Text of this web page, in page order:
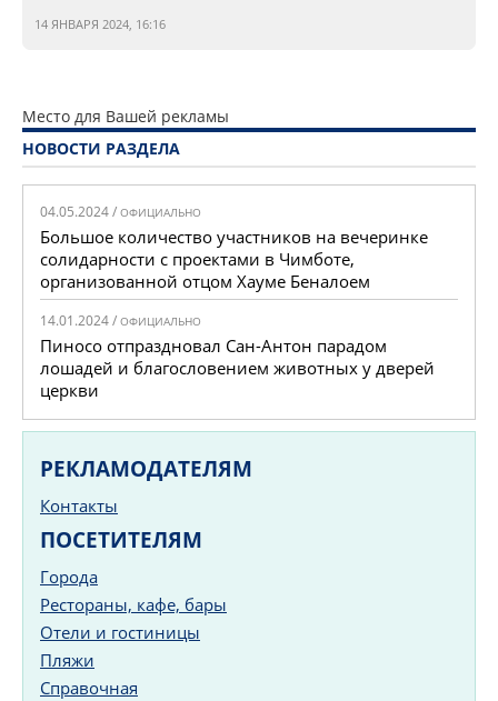
14 ЯНВАРЯ 2024, 16:16
Место для Вашей рекламы
НОВОСТИ РАЗДЕЛА
04.05.2024 / ОФИЦИАЛЬНО
Большое количество участников на вечеринке
солидарности с проектами в Чимботе,
организованной отцом Хауме Беналоем
14.01.2024 / ОФИЦИАЛЬНО
Пиносо отпраздновал Сан-Антон парадом
лошадей и благословением животных у дверей
церкви
РЕКЛАМОДАТЕЛЯМ
Контакты
ПОСЕТИТЕЛЯМ
Города
Рестораны, кафе, бары
Отели и гостиницы
Пляжи
Справочная